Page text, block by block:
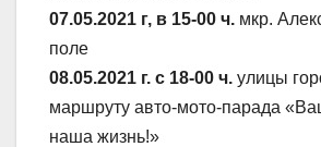
07.05.2021 г, в 15-00 ч. мкр.
поле
08.05.2021 г. с 18-00 ч. улицы
маршруту авто-мото-парада
наша жизнь!»